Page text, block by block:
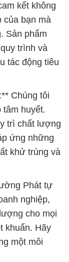
kết không
của bạn mà
Sản phẩm
trình và
tác động tiêu
Chúng tôi
tâm huyết.
trì chất lượng
ứng những
khử trùng và
Phát tự
nghiệp,
cho mọi
khuẩn. Hãy
một môi